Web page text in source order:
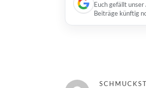
Euch gefällt
Beiträge künftig